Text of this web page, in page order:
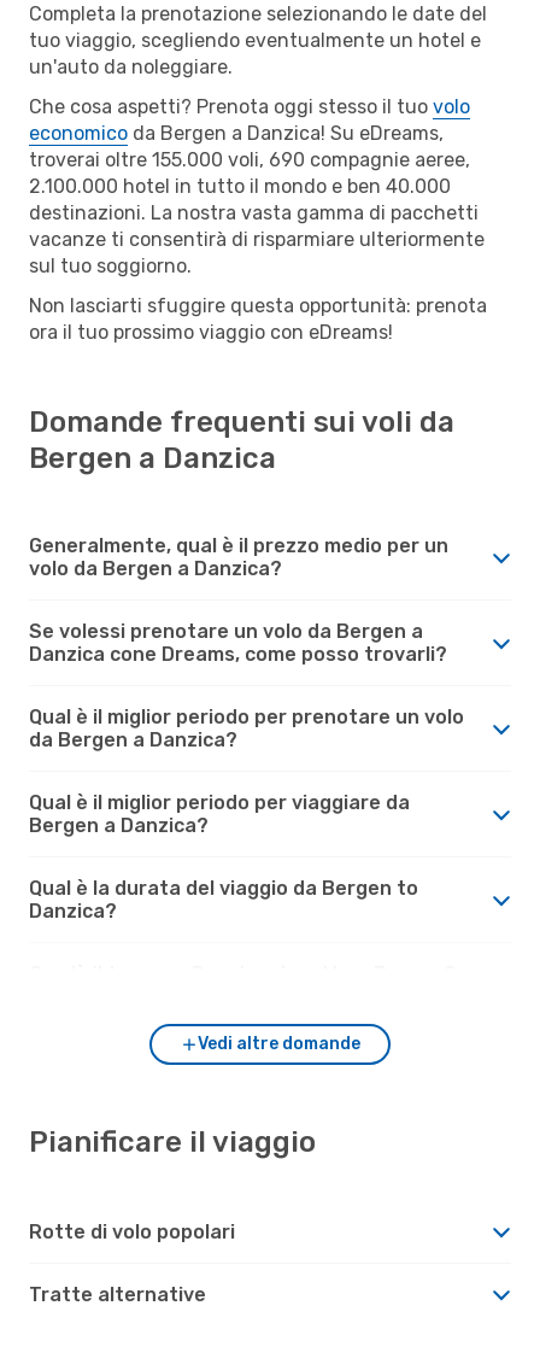
Completa la prenotazione selezionando le date del
tuo viaggio, scegliendo eventualmente un hotel e
un'auto da noleggiare.
Che cosa aspetti? Prenota oggi stesso il tuo volo
economico da Bergen a Danzica! Su eDreams,
troverai oltre 155.000 voli, 690 compagnie aeree,
2.100.000 hotel in tutto il mondo e ben 40.000
destinazioni. La nostra vasta gamma di pacchetti
vacanze ti consentirà di risparmiare ulteriormente
sul tuo soggiorno.
Non lasciarti sfuggire questa opportunità: prenota
ora il tuo prossimo viaggio con eDreams!
Domande frequenti sui voli da
Bergen a Danzica
Generalmente, qual è il prezzo medio per un
volo da Bergen a Danzica?
Se volessi prenotare un volo da Bergen a
Danzica cone Dreams, come posso trovarli?
Qual è il miglior periodo per prenotare un volo
da Bergen a Danzica?
Qual è il miglior periodo per viaggiare da
Bergen a Danzica?
Qual è la durata del viaggio da Bergen to
Danzica?
Vedi altre domande
Pianificare il viaggio
Rotte di volo popolari
Tratte alternative